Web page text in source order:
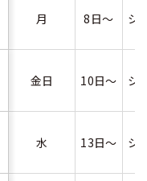
月 8日～ シ
金日 10日～ シ
水 13日～ シ